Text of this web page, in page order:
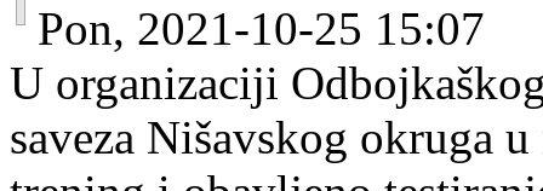
Pon, 2021-10-25 15:07
U organizaciji
saveza Nišavskog okruga